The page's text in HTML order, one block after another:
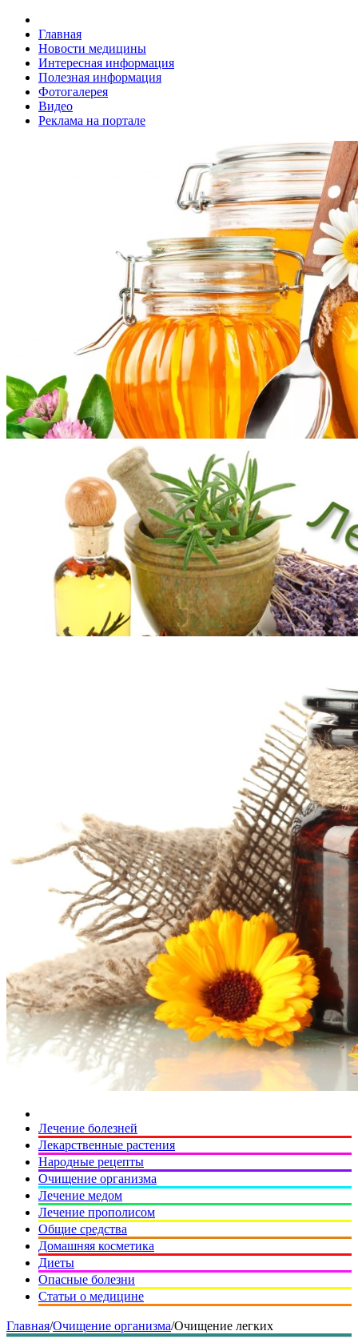
Главная
Новости медицины
Интересная информация
Полезная информация
Фотогалерея
Видео
Реклама на портале
Лечение болезней
Лекарственные растения
Народные рецепты
Очищение организма
Лечение медом
Лечение прополисом
Общие средства
Домашняя косметика
Диеты
Опасные болезни
Статьи о медицине
Главная/Очищение организма/Очищение легких